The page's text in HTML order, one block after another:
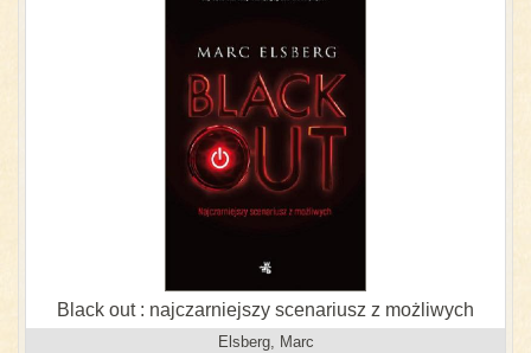
Black out : najczarniejszy scenariusz z możliwych
Elsberg, Marc